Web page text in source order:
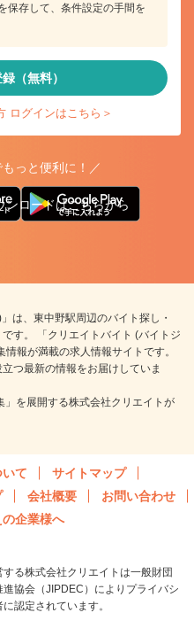
保存して、条件設定の手間を
（無料）
ログインはこちら＞
っと便利に！／
ンロードはこちらから
は、東中野駅周辺のバイト探し・
す。 「クリエイトバイト (バイトジ
報が満載の求人情報サイトです。
つ最新の情報をお届けしていま
を展開する株式会社クリエイトが
いて
サイトマップ
会社概要
お問い合わせ
企業様へ
る株式会社クリエイトは一般財団
協会（JIPDEC）によりプライバシ
認定されています。